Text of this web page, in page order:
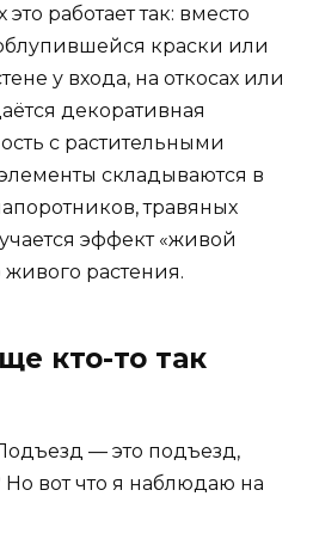
работает так: вместо
краски или
у входа, на откосах или
декоративная
с растительными
складываются в
травяных
эффект «живой
растения.
кто-то так
— это подъезд,
Но вот что я наблюдаю на